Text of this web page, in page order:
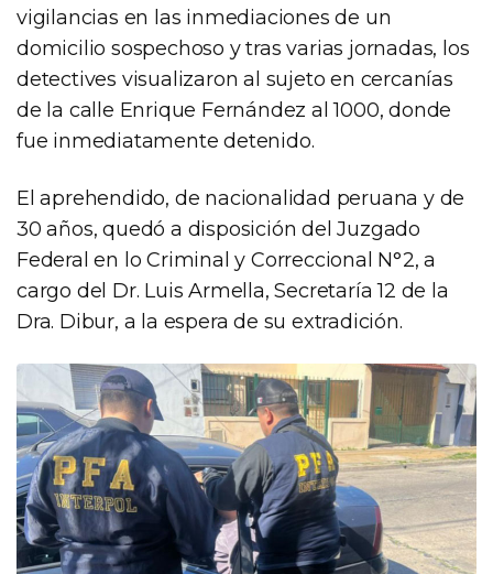
vigilancias en las inmediaciones de un
domicilio sospechoso y tras varias jornadas, los
detectives visualizaron al sujeto en cercanías
de la calle Enrique Fernández al 1000, donde
fue inmediatamente detenido.
El aprehendido, de nacionalidad peruana y de
30 años, quedó a disposición del Juzgado
Federal en lo Criminal y Correccional N°2, a
cargo del Dr. Luis Armella, Secretaría 12 de la
Dra. Dibur, a la espera de su extradición.